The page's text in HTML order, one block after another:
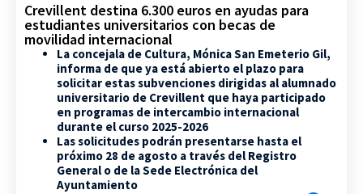
Crevillent destina 6.300 euros en ayudas para
estudiantes universitarios con becas de
movilidad internacional
La concejala de Cultura, Mónica San Emeterio Gil,
informa de que ya está abierto el plazo para
solicitar estas subvenciones dirigidas al alumnado
universitario de Crevillent que haya participado
en programas de intercambio internacional
durante el curso 2025-2026
Las solicitudes podrán presentarse hasta el
próximo 28 de agosto a través del Registro
General o de la Sede Electrónica del
Ayuntamiento